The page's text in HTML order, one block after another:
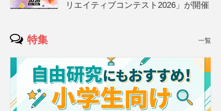
リエイティブコンテスト2026」が開催
特集 一覧